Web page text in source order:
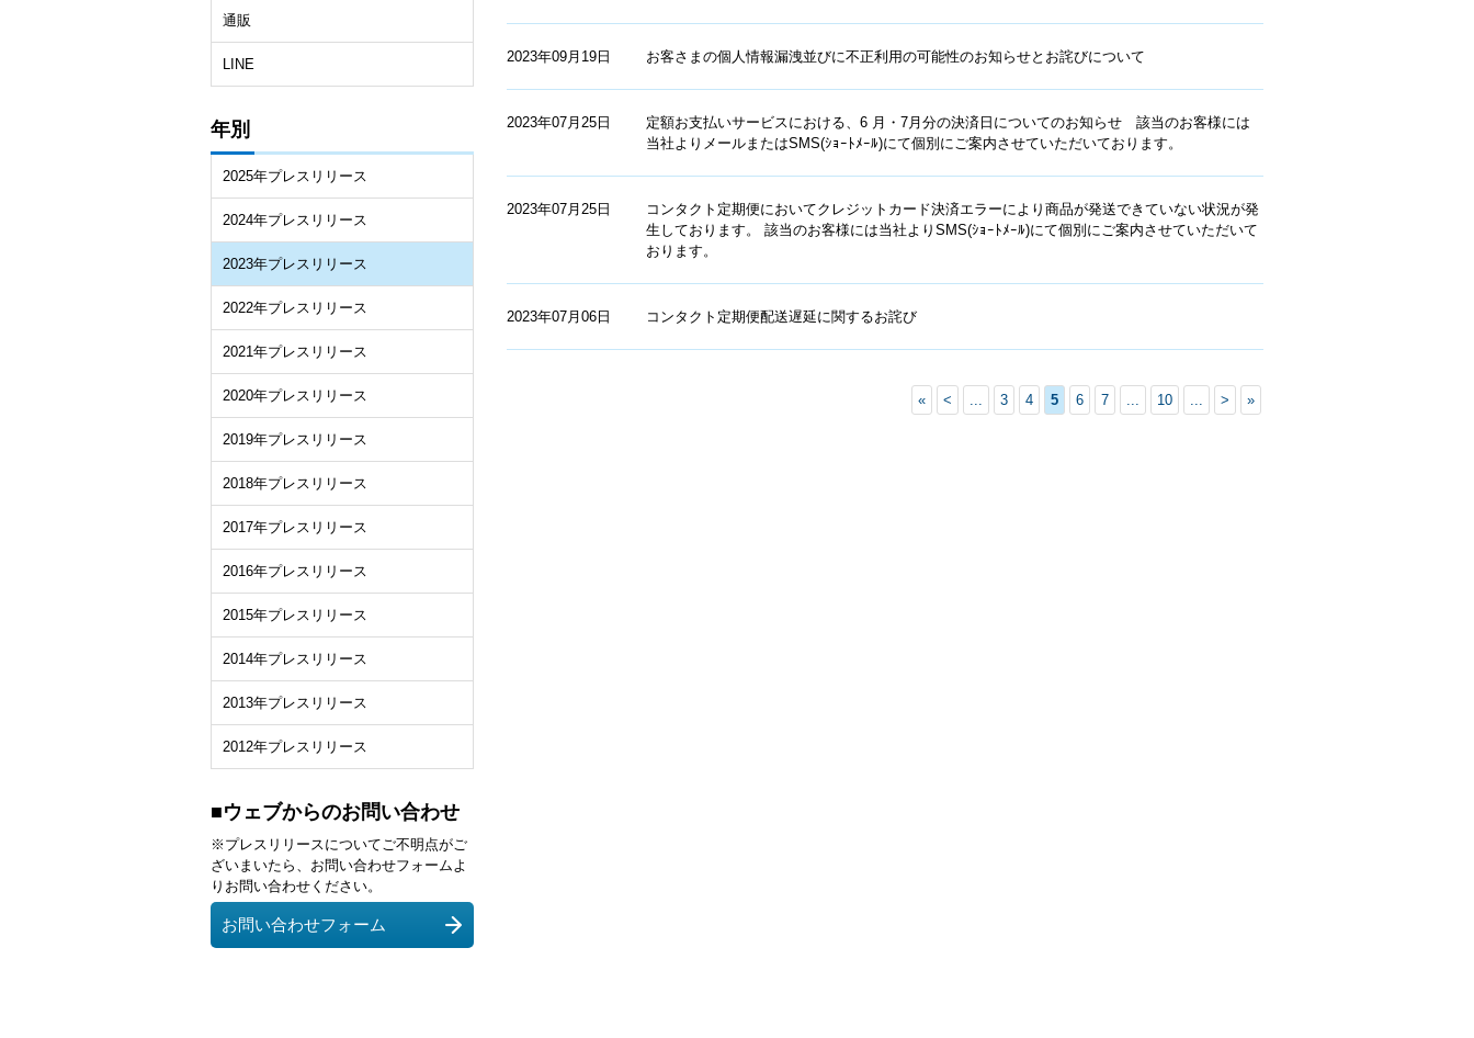
2023年09月19日 お客さまの個人情報漏洩並びに不正利用の可能性のお知らせとお詫びについて
2023年07月25日
定額お⽀払いサービスにおける、6 ⽉・7月分の決済日についてのお知らせ 該当のお客様には
当社よりメールまたはSMS(ｼｮｰﾄﾒｰﾙ)にて個別にご案内させていただいております。
2023年07月25日
コンタクト定期便においてクレジットカード決済エラーにより商品が発送できていない状況が発
生しております。 該当のお客様には当社よりSMS(ｼｮｰﾄﾒｰﾙ)にて個別にご案内させていただいて
おります。
2023年07月06日 コンタクト定期便配送遅延に関するお詫び
« < ... 3 4 5 6 7 ... 10 ... > »
通販
LINE
年別
2025年プレスリリース
2024年プレスリリース
2023年プレスリリース
2022年プレスリリース
2021年プレスリリース
2020年プレスリリース
2019年プレスリリース
2018年プレスリリース
2017年プレスリリース
2016年プレスリリース
2015年プレスリリース
2014年プレスリリース
2013年プレスリリース
2012年プレスリリース
■ウェブからのお問い合わせ
※プレスリリースについてご不明点がご
ざいまいたら、お問い合わせフォームよ
りお問い合わせください。
お問い合わせフォーム